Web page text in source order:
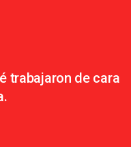
trabajaron de cara